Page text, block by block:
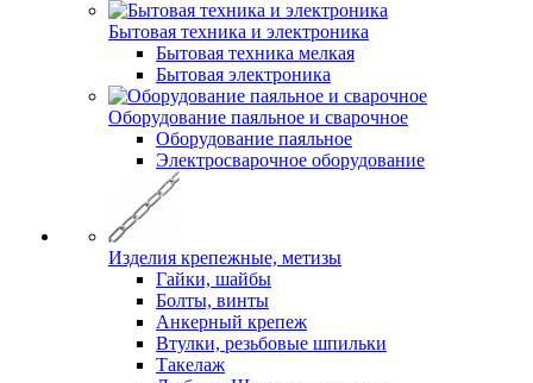
Бытовая техника и электроника
Бытовая техника мелкая
Бытовая электроника
Оборудование паяльное и сварочное
Оборудование паяльное
Электросварочное оборудование
Изделия крепежные, метизы
Гайки, шайбы
Болты, винты
Анкерный крепеж
Втулки, резьбовые шпильки
Такелаж